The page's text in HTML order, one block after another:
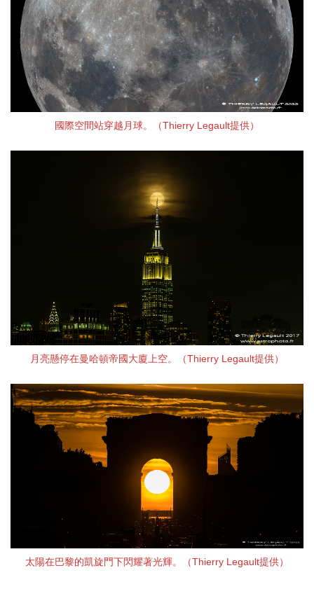
國際空間站穿越月球。（Thierry Legault提供）
月亮懸停在曼哈頓帝國大廈上空。（Thierry Legault提供）
太陽在巴黎的凱旋門下閃耀著光輝。（Thierry Legault提供）